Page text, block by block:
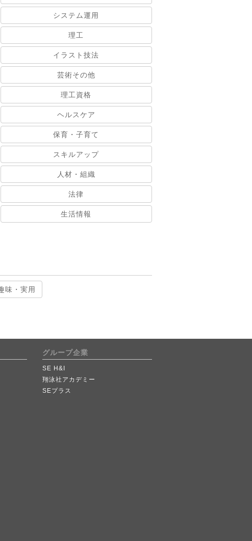
システム運用
理工
イラスト技法
芸術その他
理工資格
ヘルスケア
保育・子育て
スキルアップ
人材・組織
法律
生活情報
味・実用
グループ企業
SE H&I
翔泳社アカデミー
SEプラス